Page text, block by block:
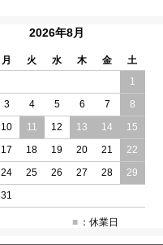
2026年8月
月 火 水 木 金
土
1
3 4 5 6 7
8
10 11 12 13 14
15
17 18 19 20 21
22
24 25 26 27 28
29
31
■ ：休業日